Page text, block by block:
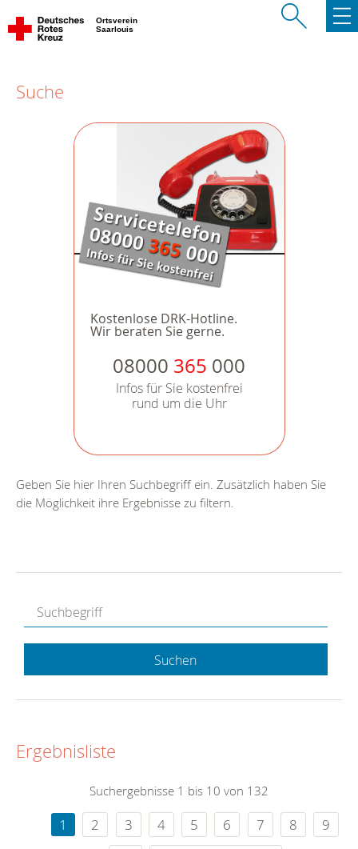
Ortsverein
Saarlouis
Suche
Kostenlose DRK-Hotline.
Wir beraten Sie gerne.
08000 365 000
Infos für Sie kostenfrei
rund um die Uhr
Geben Sie hier Ihren Suchbegriff ein. Zusätzlich haben Sie
die Möglichkeit ihre Ergebnisse zu filtern.
Suchen
Ergebnisliste
Suchergebnisse 1 bis 10 von 132
1 2 3 4 5 6 7 8
9